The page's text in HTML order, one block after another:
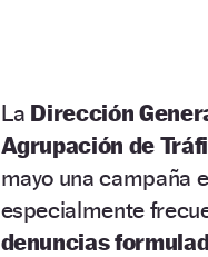
La Dirección
Agrupación de
mayo una campaña
especialmente
denuncias